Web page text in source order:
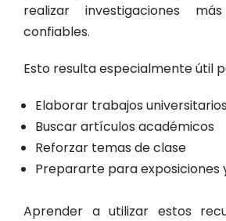
realizar investigaciones
confiables.
Esto resulta especialmente útil
Elaborar trabajos universitarios
Buscar artículos académicos
Reforzar temas de clase
Prepararte para exposiciones
Aprender a utilizar estos